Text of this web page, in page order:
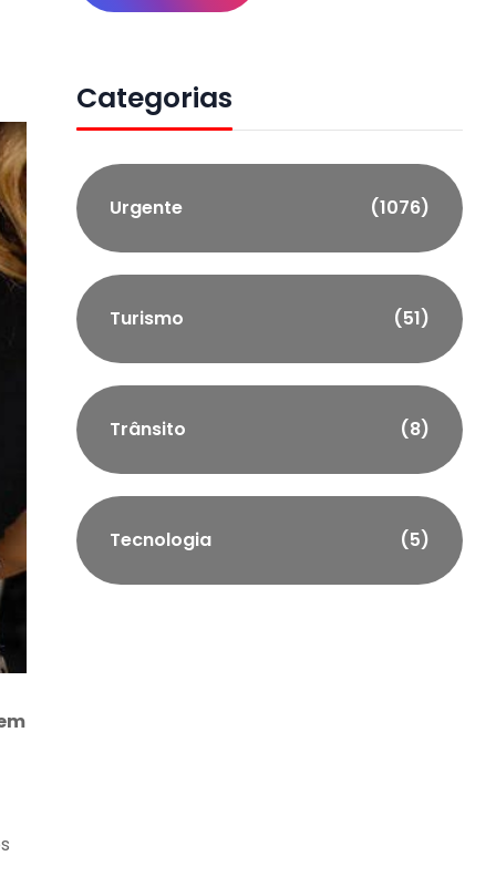
Categorias
Urgente (1076)
Turismo (51)
Trânsito (8)
Tecnologia (5)